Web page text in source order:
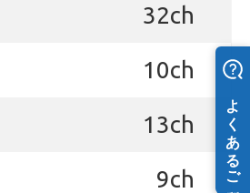
32ch
10ch
13ch
9ch